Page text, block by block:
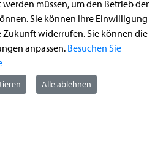
online)
müssen, um den Betrieb der
Sie können Ihre Einwilligung
widerrufen. Sie können die
anpassen. Besuchen Sie
Alle ablehnen